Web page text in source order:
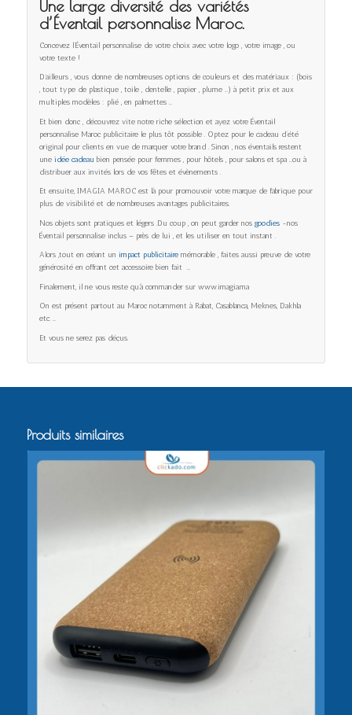
Une large diversité des variétés
d’Éventail personnalise Maroc.
Concevez l’Éventail personnalise de votre choix avec votre logo , votre image , ou
votre texte !
D’ailleurs , vous donne de nombreuses options de couleurs et des matériaux : (bois
, tout type de plastique , toile , dentelle , papier , plume …) à petit prix et aux
multiples modèles : plié , en palmettes …
Et bien donc , découvrez vite notre riche sélection et ayez votre Éventail
personnalise Maroc publicitaire le plus tôt possible . Optez pour le cadeau d’été
original pour clients en vue de marquer votre brand . Sinon , nos éventails restent
une idée cadeau bien pensée pour femmes , pour hôtels , pour salons et spa …ou à
distribuer aux invités lors de vos fêtes et évènements .
Et ensuite, IMAGIA MAROC est là pour promouvoir votre marque de fabrique pour
plus de visibilité et de nombreuses avantages publicitaires.
Nos objets sont pratiques et légers .Du coup , on peut garder nos goodies-nos
Éventail personnalise inclus – près de lui , et les utiliser en tout instant .
Alors ,tout en créant un impact publicitairemémorable , faites aussi preuve de votre
générosité en offrant cet accessoire bien fait …
Finalement, il ne vous reste qu’à commander sur www.imagia.ma
On est présent partout au Maroc notamment à Rabat, Casablanca, Meknes, Dakhla
etc. …
Et vous ne serez pas déçus.
Produits similaires